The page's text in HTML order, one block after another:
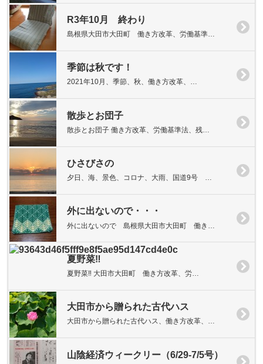
R3年10月 終わり
島根県大田市大田町 働き方改革、労働基準…
季節は秋です！
2021年10月、季節、秋、働き方改革、…
散歩とお団子
散歩とお団子 働き方改革、労働基準法、残…
ひさびさの
夕日、海、景色、コロナ、大雨、国道9号 …
外に出ないので・・・
外に出ないので 島根県大田市大田町 働き…
夏野菜‼
夏野菜‼ 大田市大田町 働き方改革、労…
大田市から贈られた古代ハス
大田市から贈られた古代ハス、働き方改革、…
山陰経済ウィークリー（6/29-7/5号）